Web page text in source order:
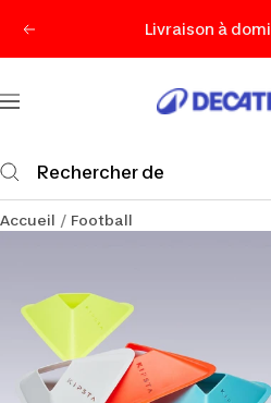
Précédent Livraison à
Navigation
Decathlon
Accueil Football